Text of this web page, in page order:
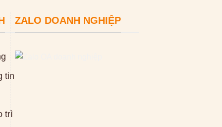
tin
trì
ZALO DOANH NGHIỆP